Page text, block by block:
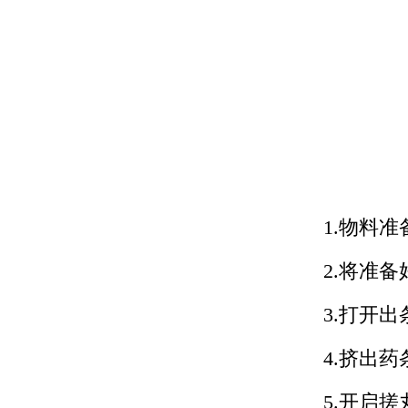
1.物料准
2.将准备
3.打开出
4.挤出药
5.开启搓